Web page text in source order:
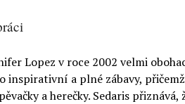
Lopez v roce 2002 velmi
inspirativní a plné zábavy, přičemž
a herečky. Sedaris přiznává,